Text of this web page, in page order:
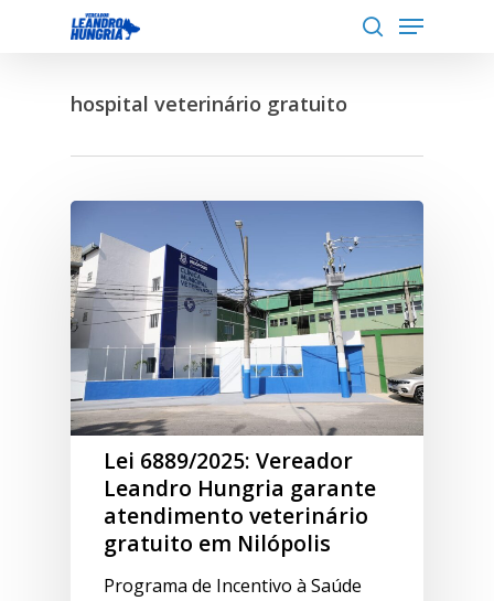
Menu
hospital veterinário gratuito
Lei 6889/2025: Vereador
Leandro Hungria garante
atendimento veterinário
gratuito em Nilópolis
Programa de Incentivo à Saúde